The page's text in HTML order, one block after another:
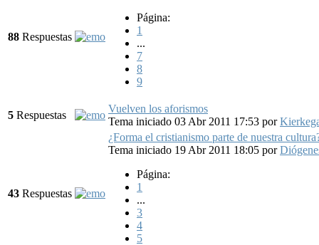
88 Respuestas
Página:
1
...
7
8
9
5 Respuestas
Vuelven los aforismos
Tema iniciado 03 Abr 2011 17:53 por
43 Respuestas
¿Forma el cristianismo parte de nuestra
Tema iniciado 19 Abr 2011 18:05 por
Página:
1
...
3
4
5